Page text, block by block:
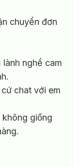
chuyển đơn
nghề cam
chat với em
không giống